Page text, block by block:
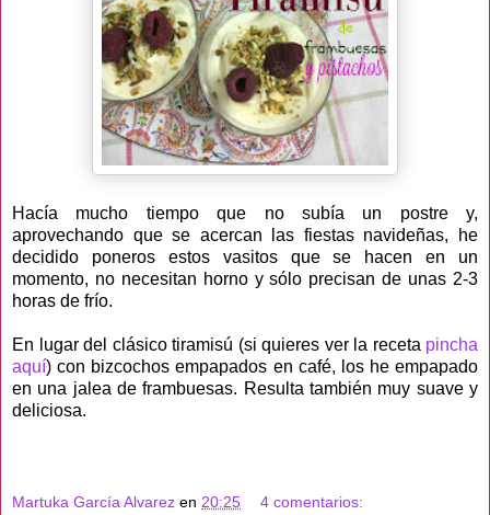
Hacía mucho tiempo que no subía un postre y,
aprovechando que se acercan las fiestas navideñas, he
decidido poneros estos vasitos que se hacen en un
momento, no necesitan horno y sólo precisan de unas 2-3
horas de frío.
En lugar del clásico tiramisú (si quieres ver la receta pincha
aquí) con bizcochos empapados en café, los he empapado
en una jalea de frambuesas. Resulta también muy suave y
deliciosa.
Martuka García Alvarez en 20:25 4 comentarios: